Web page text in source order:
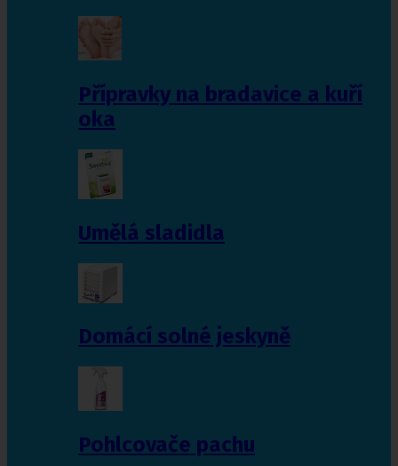
Přípravky na bradavice a kuří
oka
Umělá sladidla
Domácí solné jeskyně
Pohlcovače pachu